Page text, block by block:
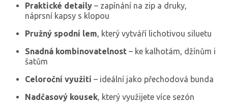
Praktické detaily – zapínání na zip a druky,
náprsní kapsy s klopou
Pružný spodní lem , který vytváří lichotivou siluetu
Snadná kombinovatelnost – ke kalhotám, džínům i
šatům
Celoroční využití – ideální jako přechodová bunda
Nadčasový kousek , který využijete více sezón